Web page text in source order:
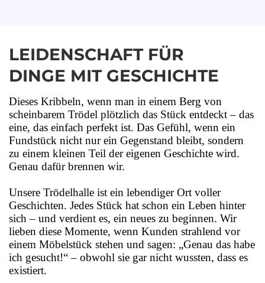
LEIDENSCHAFT FÜR
DINGE MIT GESCHICHTE
Dieses Kribbeln, wenn man in einem Berg von
scheinbarem Trödel plötzlich das Stück entdeckt – das
eine, das einfach perfekt ist. Das Gefühl, wenn ein
Fundstück nicht nur ein Gegenstand bleibt, sondern
zu einem kleinen Teil der eigenen Geschichte wird.
Genau dafür brennen wir.
Unsere Trödelhalle ist ein lebendiger Ort voller
Geschichten. Jedes Stück hat schon ein Leben hinter
sich – und verdient es, ein neues zu beginnen. Wir
lieben diese Momente, wenn Kunden strahlend vor
einem Möbelstück stehen und sagen: „Genau das habe
ich gesucht!“ – obwohl sie gar nicht wussten, dass es
existiert.